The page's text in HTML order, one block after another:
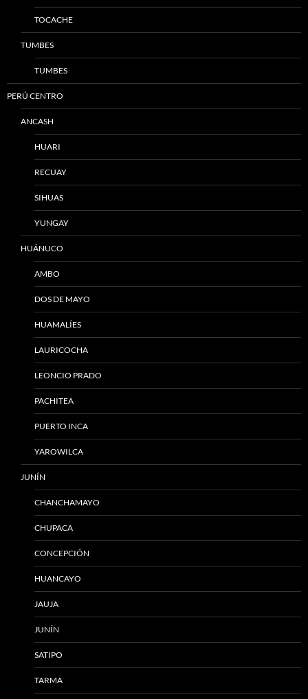
TOCACHE
TUMBES
TUMBES
PERÚ CENTRO
ANCASH
HUARI
RECUAY
SIHUAS
YUNGAY
HUÁNUCO
AMBO
DOS DE MAYO
HUAMALÍES
LAURICOCHA
LEONCIO PRADO
PACHITEA
PUERTO INCA
YAROWILCA
JUNÍN
CHANCHAMAYO
CHUPACA
CONCEPCIÓN
HUANCAYO
JAUJA
JUNÍN
SATIPO
TARMA